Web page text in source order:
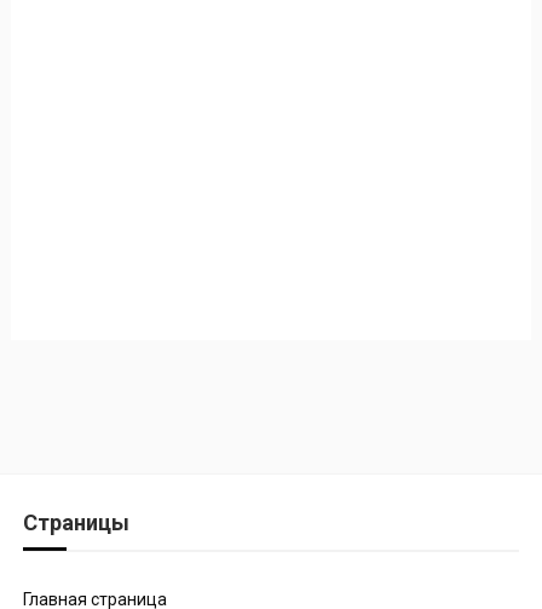
Страницы
Главная страница